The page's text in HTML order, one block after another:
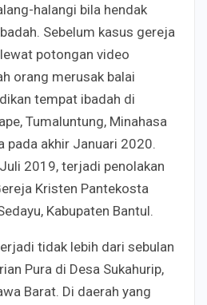
halangi bila hendak
Sebelum kasus gereja
potongan video
orang merusak balai
tempat ibadah di
Tumaluntung, Minahasa
pada akhir Januari 2020.
2019, terjadi penolakan
Kristen Pantekosta
Kabupaten Bantul.
tidak lebih dari sebulan
Pura di Desa Sukahurip,
Barat. Di daerah yang